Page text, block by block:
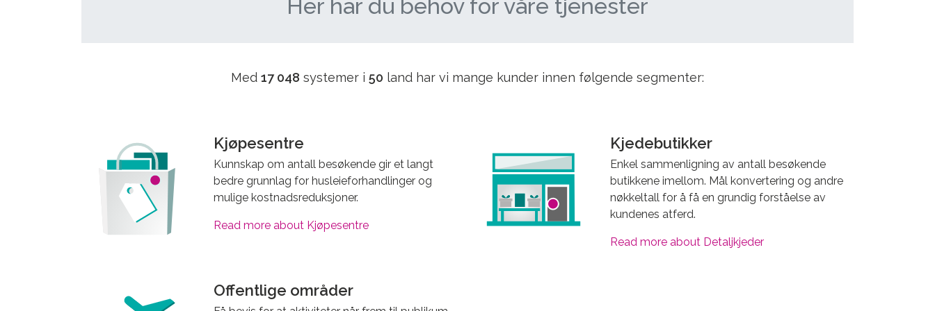
Her har du behov for våre tjenester
Med 17 048 systemer i 50 land har vi mange kunder innen følgende segmenter:
Kjøpesentre
Kunnskap om antall besøkende gir et langt
bedre grunnlag for husleieforhandlinger og
mulige kostnadsreduksjoner.
Read more about Kjøpesentre
Kjedebutikker
Enkel sammenligning av antall besøkende
butikkene imellom. Mål konvertering og andre
nøkkeltall for å få en grundig forståelse av
kundenes atferd.
Read more about Detaljkjeder
Offentlige områder